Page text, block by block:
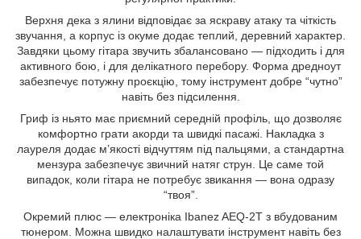
Верхня дека з ялини відповідає за яскраву атаку та чіткість
звучання, а корпус із окуме додає теплий, деревний характер.
Завдяки цьому гітара звучить збалансовано — підходить і для
активного бою, і для делікатного перебору. Форма дредноут
забезпечує потужну проєкцію, тому інструмент добре “чутно”
навіть без підсилення.
Гриф із ньято має приємний середній профіль, що дозволяє
комфортно грати акорди та швидкі пасажі. Накладка з
лауреля додає м’якості відчуттям під пальцями, а стандартна
мензура забезпечує звичний натяг струн. Це саме той
випадок, коли гітара не потребує звикання — вона одразу
“твоя”.
Окремий плюс — електроніка Ibanez AEQ-2T з вбудованим
тюнером. Можна швидко налаштувати інструмент навіть без